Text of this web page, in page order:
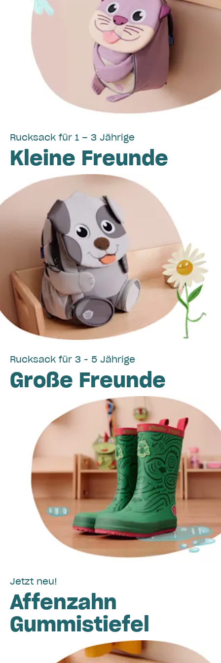
Rucksack für 1 – 3 Jährige
Kleine Freunde
Rucksack für 3 - 5 Jährige
Große Freunde
Jetzt neu!
Affenzahn
Gummistiefel